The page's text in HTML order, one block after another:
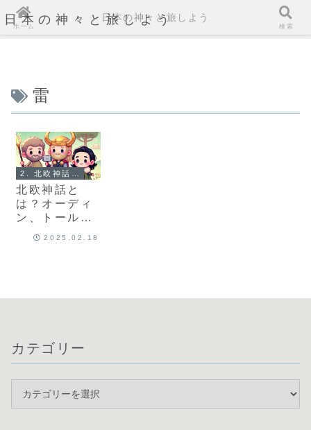
日本の神々と旅しよう
雷
北欧神話と
は？オーディ
ン、トール、
2025.02.18
カテゴリー
ホーム
日本の神々と旅しよう
検索